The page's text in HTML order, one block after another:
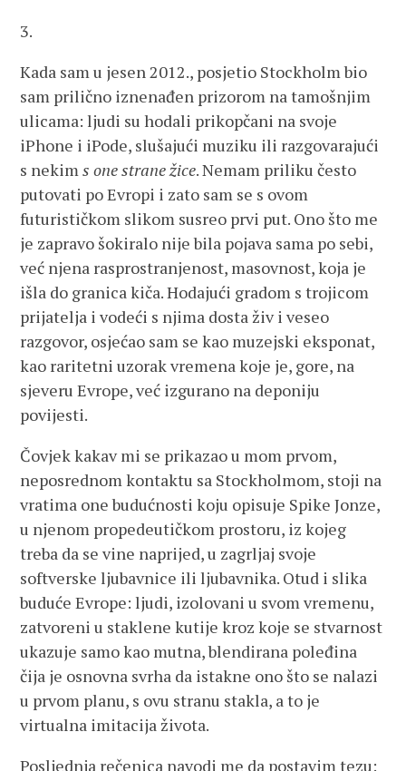
3.
Kada sam u jesen 2012., posjetio Stockholm bio
sam prilično iznenađen prizorom na tamošnjim
ulicama: ljudi su hodali prikopčani na svoje
iPhone i iPode, slušajući muziku ili razgovarajući
s nekims one strane žice. Nemam priliku često
putovati po Evropi i zato sam se s ovom
futurističkom slikom susreo prvi put. Ono što me
je zapravo šokiralo nije bila pojava sama po sebi,
već njena rasprostranjenost, masovnost, koja je
išla do granica kiča. Hodajući gradom s trojicom
prijatelja i vodeći s njima dosta živ i veseo
razgovor, osjećao sam se kao muzejski eksponat,
kao raritetni uzorak vremena koje je, gore, na
sjeveru Evrope, već izgurano na deponiju
povijesti.
Čovjek kakav mi se prikazao u mom prvom,
neposrednom kontaktu sa Stockholmom, stoji na
vratima one budućnosti koju opisuje Spike Jonze,
u njenom propedeutičkom prostoru, iz kojeg
treba da se vine naprijed, u zagrljaj svoje
softverske ljubavnice ili ljubavnika. Otud i slika
buduće Evrope: ljudi, izolovani u svom vremenu,
zatvoreni u staklene kutije kroz koje se stvarnost
ukazuje samo kao mutna, blendirana poleđina
čija je osnovna svrha da istakne ono što se nalazi
u prvom planu, s ovu stranu stakla, a to je
virtualna imitacija života.
Posljednja rečenica navodi me da postavim tezu: